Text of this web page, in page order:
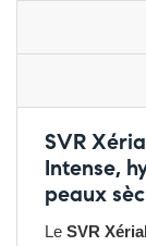
SVR
Intense,
peaux
Le SVR